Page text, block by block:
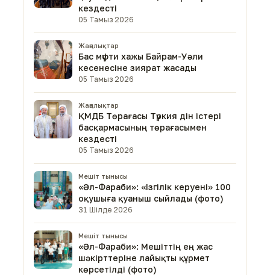
кездесті
05 Тамыз 2026
Жаңалықтар
Бас мүфти хажы Байрам-Уәли
кесенесіне зиярат жасады
05 Тамыз 2026
Жаңалықтар
ҚМДБ Төрағасы Түркия дін істері
басқармасының төрағасымен
кездесті
05 Тамыз 2026
Мешіт тынысы
«Әл-Фараби»: «Ізгілік керуені» 100
оқушыға қуаныш сыйлады (фото)
31 Шілде 2026
Мешіт тынысы
«Әл-Фараби»: Мешіттің ең жас
шәкірттеріне лайықты құрмет
көрсетілді (фото)